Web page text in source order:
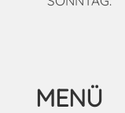
MENÜ